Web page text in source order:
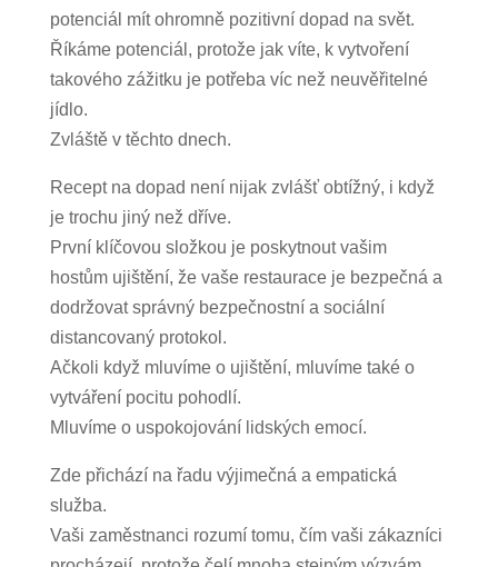
potenciál mít ohromně pozitivní dopad na svět.
Říkáme potenciál, protože jak víte, k vytvoření
takového zážitku je potřeba víc než neuvěřitelné
jídlo.
Zvláště v těchto dnech.
Recept na dopad není nijak zvlášť obtížný, i když
je trochu jiný než dříve.
První klíčovou složkou je poskytnout vašim
hostům ujištění, že vaše restaurace je bezpečná a
dodržovat správný bezpečnostní a sociální
distancovaný protokol.
Ačkoli když mluvíme o ujištění, mluvíme také o
vytváření pocitu pohodlí.
Mluvíme o uspokojování lidských emocí.
Zde přichází na řadu výjimečná a empatická
služba.
Vaši zaměstnanci rozumí tomu, čím vaši zákazníci